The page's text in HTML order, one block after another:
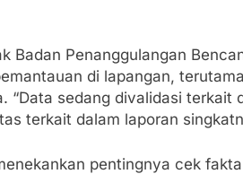
Badan Penanggulangan
di lapangan,
“Data sedang divalidasi terkait
terkait dalam laporan
pentingnya cek